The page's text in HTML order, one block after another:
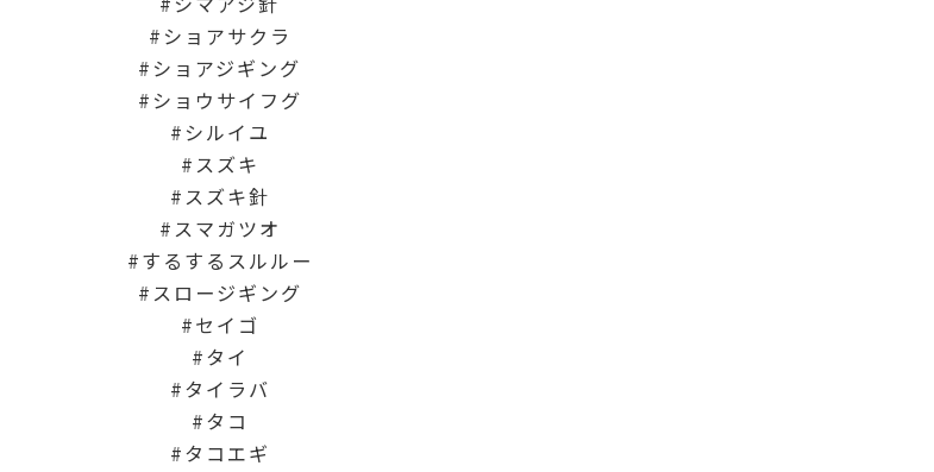
ショアサクラ
ショアジギング
ショウサイフグ
シルイユ
スズキ
スズキ針
スマガツオ
するするスルルー
スロージギング
セイゴ
タイ
タイラバ
タコ
タコエギ